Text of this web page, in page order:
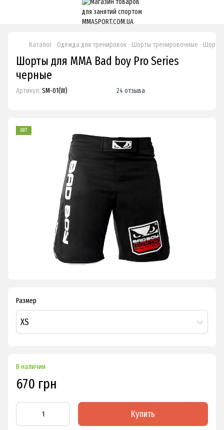
Каталог Одежда для тренировок Шорты тренировочные Шорты
Шорты для ММА Bad boy Pro Series
черные
Артикул: SM-01(W) 24 отзыва
ХИТ
Размер
XS
В наличии
670 грн
Купить